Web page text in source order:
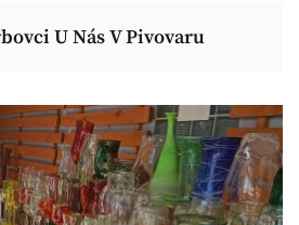
U Nás V Pivovaru